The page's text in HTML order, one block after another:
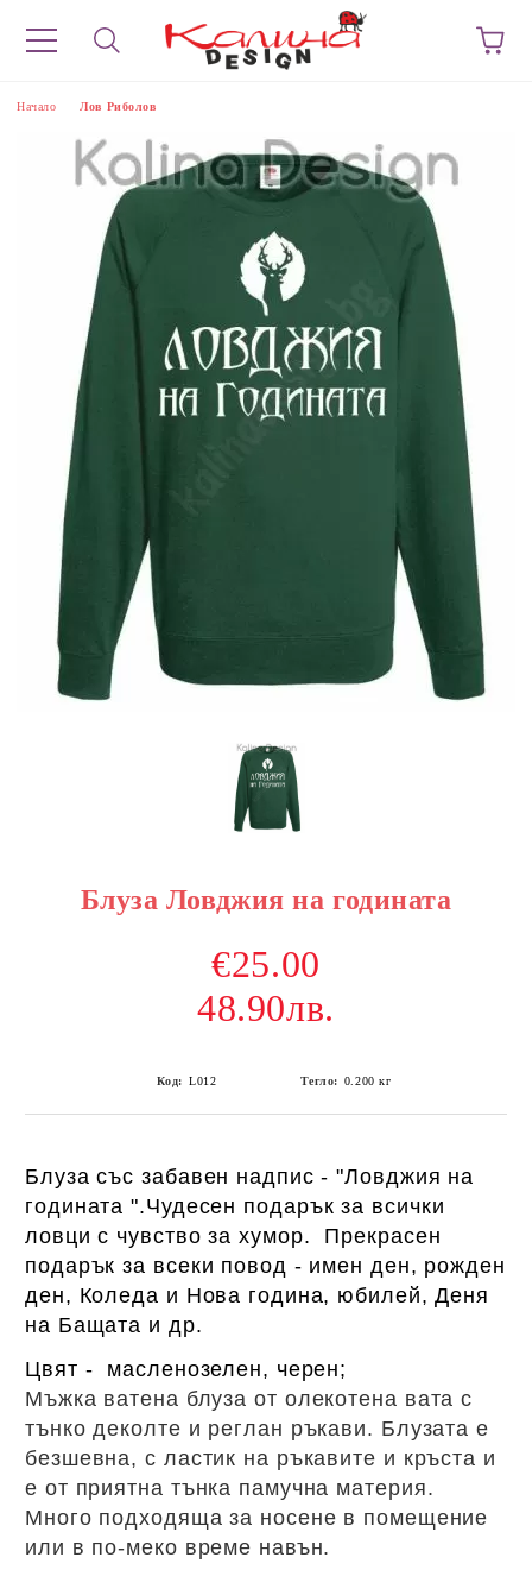
Начало Лов Риболов
Блуза Ловджия на годината
€25.00
48.90лв.
Код: L012 Тегло: 0.200 кг
Блуза със забавен надпис -"Ловджия на
годината ".Чудесен подарък за всички
ловци с чувство за хумор. Прекрасен
подарък за всеки повод - имен ден, рожден
ден, Коледа и Нова година, юбилей, Деня
на Бащата и др.
Цвят - масленозелен, черен;
Мъжка ватена блуза от олекотена вата с
тънко деколте и реглан ръкави. Блузата е
безшевна, с ластик на ръкавите и кръста и
е от приятна тънка памучна материя.
Много подходяща за носене в помещение
или в по-меко време навън.